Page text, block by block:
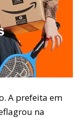
A prefeita em
na